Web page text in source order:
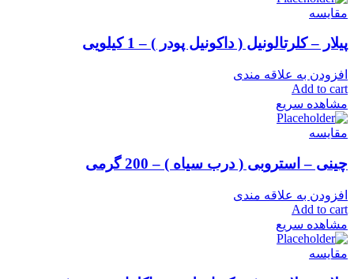
مقایسه
پیلار – کلرتالونیل ( داکونیل پودر ) – 1 کیلویی
افزودن به علاقه مندی
Add to cart
مشاهده سریع
مقایسه
چینی – استروبی ( درب سیاه ) – 200 گرمی
افزودن به علاقه مندی
Add to cart
مشاهده سریع
مقایسه